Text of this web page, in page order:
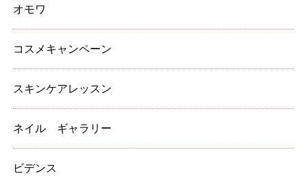
オモワ
コスメキャンペーン
スキンケアレッスン
ネイル ギャラリー
ビデンス